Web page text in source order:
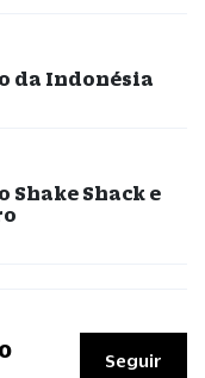
da Indonésia
Shack e
Seguir